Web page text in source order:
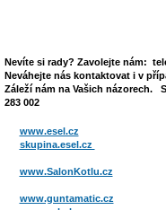
Nevíte si rady? Zavolejte nám:
Neváhejte nás kontaktovat i v
Záleží nám na Vašich názorech.
283 002
www.esel.cz
skupina.esel.cz
www.SalonKotlu.cz
www.guntamatic.cz